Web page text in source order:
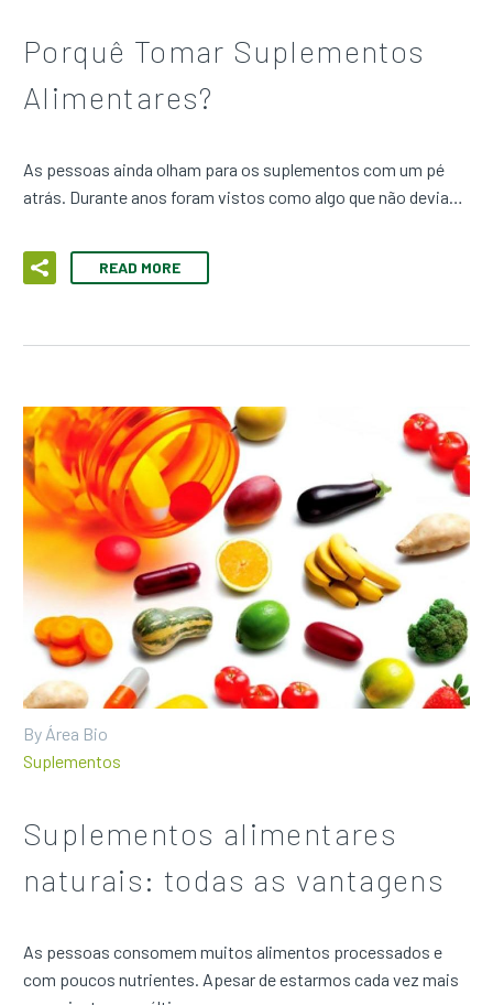
Porquê Tomar Suplementos
Alimentares?
As pessoas ainda olham para os suplementos com um pé
atrás. Durante anos foram vistos como algo que não devia…
READ MORE
By Área Bio
Suplementos
Suplementos alimentares
naturais: todas as vantagens
As pessoas consomem muitos alimentos processados e
com poucos nutrientes. Apesar de estarmos cada vez mais